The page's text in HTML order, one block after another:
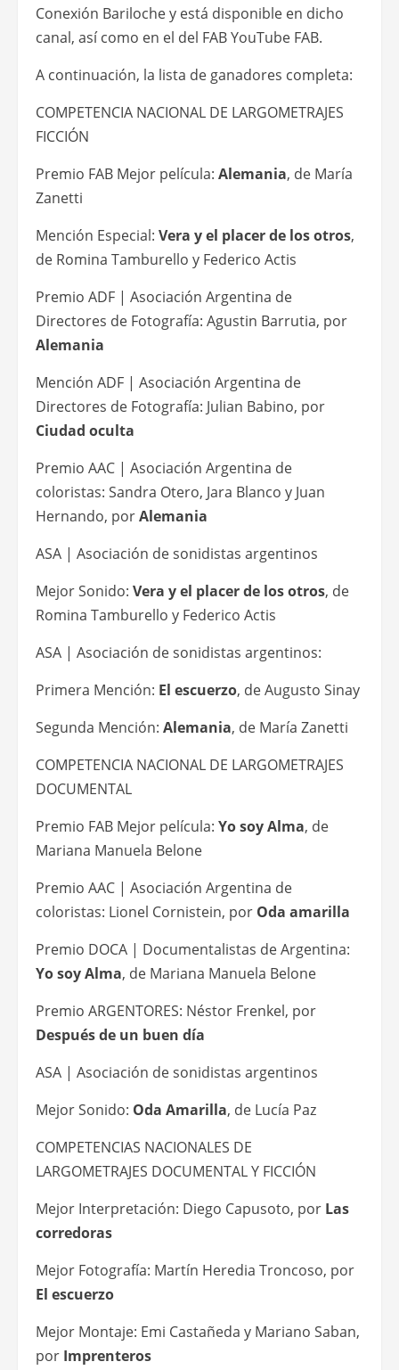
Conexión Bariloche y está disponible en dicho
canal, así como en el del FAB YouTube FAB.
A continuación, la lista de ganadores completa:
COMPETENCIA NACIONAL DE LARGOMETRAJES
FICCIÓN
Premio FAB Mejor película: Alemania, de María
Zanetti
Mención Especial: Vera y el placer de los otros,
de Romina Tamburello y Federico Actis
Premio ADF | Asociación Argentina de
Directores de Fotografía: Agustin Barrutia, por
Alemania
Mención ADF | Asociación Argentina de
Directores de Fotografía: Julian Babino, por
Ciudad oculta
Premio AAC | Asociación Argentina de
coloristas: Sandra Otero, Jara Blanco y Juan
Hernando, porAlemania
ASA | Asociación de sonidistas argentinos
Mejor Sonido: Vera y el placer de los otros, de
Romina Tamburello y Federico Actis
ASA | Asociación de sonidistas argentinos:
Primera Mención: El escuerzo, de Augusto Sinay
Segunda Mención: Alemania, de María Zanetti
COMPETENCIA NACIONAL DE LARGOMETRAJES
DOCUMENTAL
Premio FAB Mejor película: Yo soy Alma, de
Mariana Manuela Belone
Premio AAC | Asociación Argentina de
coloristas: Lionel Cornistein, por Oda amarilla
Premio DOCA | Documentalistas de Argentina:
Yo soy Alma, de Mariana Manuela Belone
Premio ARGENTORES: Néstor Frenkel, por
Después de un buen día
ASA | Asociación de sonidistas argentinos
Mejor Sonido: Oda Amarilla, de Lucía Paz
COMPETENCIAS NACIONALES DE
LARGOMETRAJES DOCUMENTAL Y FICCIÓN
Mejor Interpretación: Diego Capusoto, por Las
corredoras
Mejor Fotografía: Martín Heredia Troncoso, por
El escuerzo
Mejor Montaje: Emi Castañeda y Mariano Saban,
por Imprenteros